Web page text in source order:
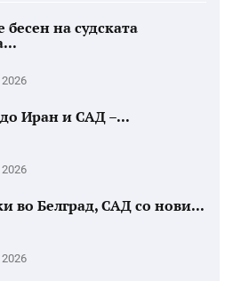
на судската
Иран и САД –...
во Белград, САД со нови...